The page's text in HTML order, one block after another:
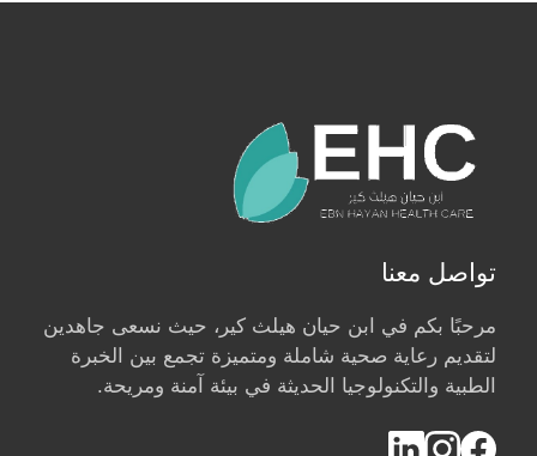
تواصل معنا
مرحبًا بكم في ابن حيان هيلث كير، حيث نسعى جاهدين
لتقديم رعاية صحية شاملة ومتميزة تجمع بين الخبرة
الطبية والتكنولوجيا الحديثة في بيئة آمنة ومريحة.